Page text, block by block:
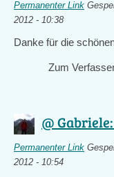
Permanenter Link
2012 - 10:38
Danke für die
Zum
@
Permanenter Link
2012 - 10:54